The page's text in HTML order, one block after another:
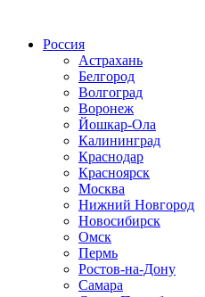
Россия
Астрахань
Белгород
Волгоград
Воронеж
Йошкар-Ола
Калининград
Краснодар
Красноярск
Москва
Нижний Новгород
Новосибирск
Омск
Пермь
Ростов-на-Дону
Самара